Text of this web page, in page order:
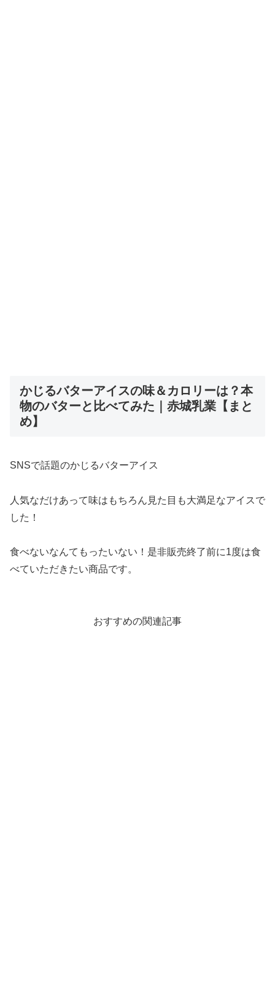
かじるバターアイスの味＆カロリーは？本
物のバターと比べてみた｜赤城乳業【まと
め】
SNSで話題のかじるバターアイス
人気なだけあって味はもちろん見た目も大満足なアイスで
した！
食べないなんてもったいない！是非販売終了前に1度は食
べていただきたい商品です。
おすすめの関連記事